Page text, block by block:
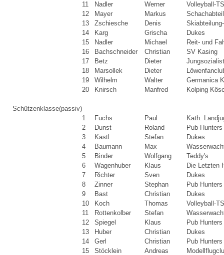
11
Nadler Werner
Volleyball-
12
Mayer Markus
13
Zschiesche Denis
14
Karg Grischa
Dukes
15
Nadler Michael
Reit- und
16
Bachschneider Christian
SV Kasing
17
Betz Dieter
18
Marsollek Dieter
19
Wilhelm Walter
Germanica
20
Knirsch Manfred Kolping
Schützenklasse(passiv)
1
Fuchs Paul
Kath.
2
Dunst Roland
Pub Hunters
3
Kastl Stefan
Dukes
4
Baumann Max
5
Binder Wolfgang
Teddy's
6
Wagenhuber Klaus
Die Letzten
7
Richter Sven
Dukes
8
Zinner Stephan
Pub Hunters
9
Bast Christian
Dukes
10
Koch Thomas
Volleyball-
11
Rottenkolber Stefan
12
Spiegel Klaus
Pub Hunters
13
Huber Christian
Dukes
14
Gerl Christian
Pub Hunters
15
Stöcklein Andreas